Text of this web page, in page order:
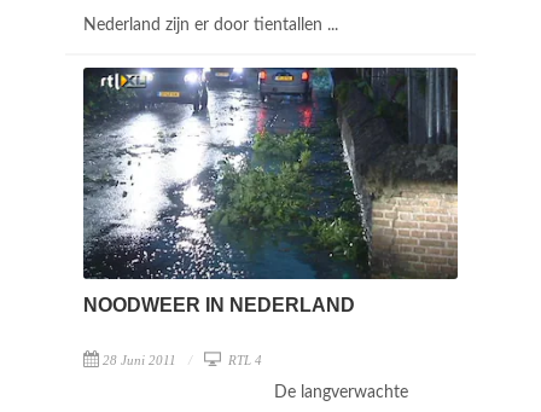
Nederland zijn er door tientallen ...
NOODWEER IN NEDERLAND
28 Juni 2011 RTL 4
De langverwachte